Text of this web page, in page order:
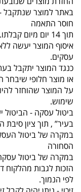
באתר למוצר שנתקבל
חוסר התאמה
תוך 14 יום מיום קבלתו.
איסוף המוצר יעשה ללא
עסקים.
כנגד המוצר יתקבל
או מוצר חלופי שיבחר
על המוצר שהוחזר
שימוש.
בעיר” , תוך ציון סיבת
במקרה של ביטול
הסחורה
במקרה של ביטול
לפי הנמוך.